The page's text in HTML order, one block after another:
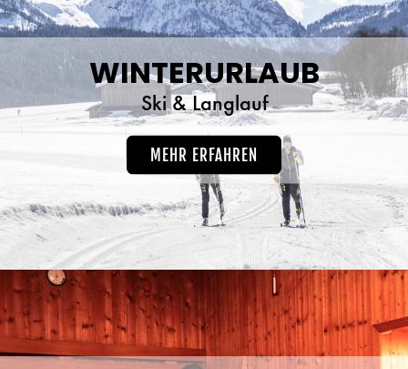
WINTERURLAUB
Ski & Langlauf
MEHR ERFAHREN